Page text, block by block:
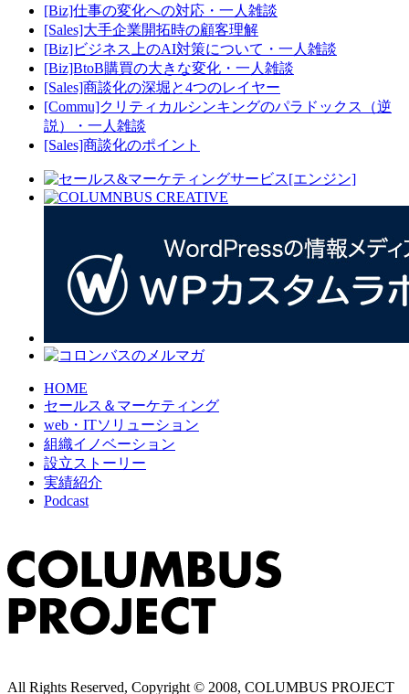
[Biz]仕事の変化への対応・一人雑談
[Sales]大手企業開拓時の顧客理解
[Biz]ビジネス上のAI対策について・一人雑談
[Biz]BtoB購買の大きな変化・一人雑談
[Sales]商談化の深堀と4つのレイヤー
[Commu]クリティカルシンキングのパラドックス（逆
説）・一人雑談
[Sales]商談化のポイント
HOME
セールス＆マーケティング
web・ITソリューション
組織イノベーション
設立ストーリー
実績紹介
Podcast
All Rights Reserved, Copyright © 2008, COLUMBUS PROJECT